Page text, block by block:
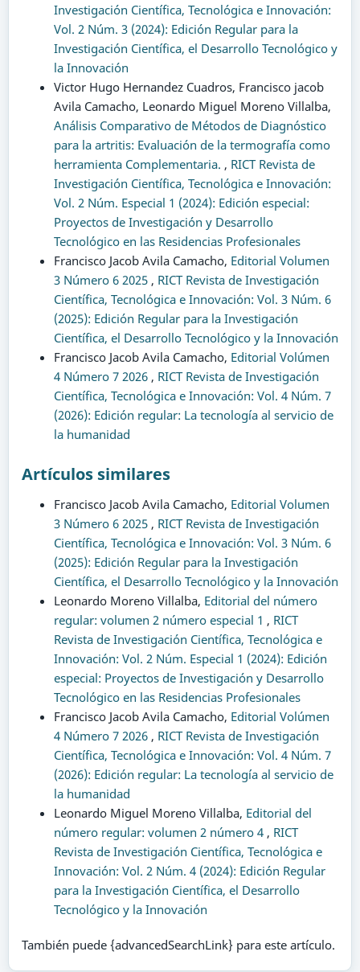
Investigación Científica, Tecnológica e Innovación:
Vol. 2 Núm. 3 (2024): Edición Regular para la
Investigación Científica, el Desarrollo Tecnológico y
la Innovación
Victor Hugo Hernandez Cuadros, Francisco jacob
Avila Camacho, Leonardo Miguel Moreno Villalba,
Análisis Comparativo de Métodos de Diagnóstico
para la artritis: Evaluación de la termografía como
herramienta Complementaria. , RICT Revista de
Investigación Científica, Tecnológica e Innovación:
Vol. 2 Núm. Especial 1 (2024): Edición especial:
Proyectos de Investigación y Desarrollo
Tecnológico en las Residencias Profesionales
Francisco Jacob Avila Camacho, Editorial Volumen
3 Número 6 2025 , RICT Revista de Investigación
Científica, Tecnológica e Innovación: Vol. 3 Núm. 6
(2025): Edición Regular para la Investigación
Científica, el Desarrollo Tecnológico y la Innovación
Francisco Jacob Avila Camacho, Editorial Volúmen
4 Número 7 2026 , RICT Revista de Investigación
Científica, Tecnológica e Innovación: Vol. 4 Núm. 7
(2026): Edición regular: La tecnología al servicio de
la humanidad
Artículos similares
Francisco Jacob Avila Camacho, Editorial Volumen
3 Número 6 2025 , RICT Revista de Investigación
Científica, Tecnológica e Innovación: Vol. 3 Núm. 6
(2025): Edición Regular para la Investigación
Científica, el Desarrollo Tecnológico y la Innovación
Leonardo Moreno Villalba, Editorial del número
regular: volumen 2 número especial 1 , RICT
Revista de Investigación Científica, Tecnológica e
Innovación: Vol. 2 Núm. Especial 1 (2024): Edición
especial: Proyectos de Investigación y Desarrollo
Tecnológico en las Residencias Profesionales
Francisco Jacob Avila Camacho, Editorial Volúmen
4 Número 7 2026 , RICT Revista de Investigación
Científica, Tecnológica e Innovación: Vol. 4 Núm. 7
(2026): Edición regular: La tecnología al servicio de
la humanidad
Leonardo Miguel Moreno Villalba, Editorial del
número regular: volumen 2 número 4 , RICT
Revista de Investigación Científica, Tecnológica e
Innovación: Vol. 2 Núm. 4 (2024): Edición Regular
para la Investigación Científica, el Desarrollo
Tecnológico y la Innovación
También puede {advancedSearchLink} para este artículo.